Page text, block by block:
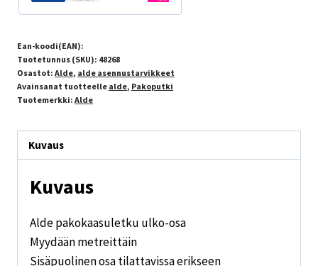
Ean-koodi(EAN):
Tuotetunnus (SKU): 48268
Osastot: Alde, alde asennustarvikkeet
Avainsanat tuotteelle alde, Pakoputki
Tuotemerkki: Alde
Kuvaus
Kuvaus
Alde pakokaasuletku ulko-osa
Myydään metreittäin
Sisäpuolinen osa tilattavissa erikseen